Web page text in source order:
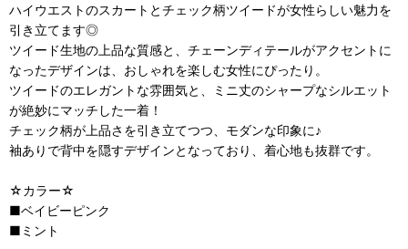
ハイウエストのスカートとチェック柄ツイードが女性らしい魅力を
引き立てます◎
ツイード生地の上品な質感と、チェーンディテールがアクセントに
なったデザインは、おしゃれを楽しむ女性にぴったり。
ツイードのエレガントな雰囲気と、ミニ丈のシャープなシルエット
が絶妙にマッチした一着！
チェック柄が上品さを引き立てつつ、モダンな印象に♪
袖ありで背中を隠すデザインとなっており、着心地も抜群です。
☆カラー☆
■ベイビーピンク
■ミント